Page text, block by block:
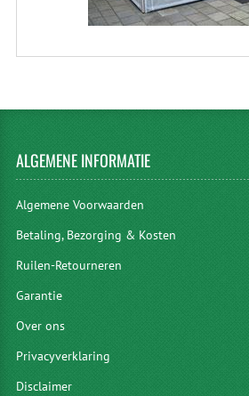
ALGEMENEINFORMATIE
Algemene Voorwaarden
Betaling, Bezorging & Kosten
Ruilen-Retourneren
Garantie
Over ons
Privacyverklaring
Disclaimer